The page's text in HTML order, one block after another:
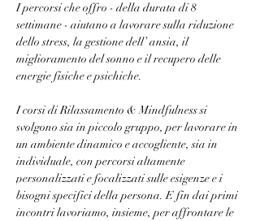
I percorsi che offro - della durata di 8
settimane - aiutano a lavorare sulla riduzione
dello stress, la gestione dell’ ansia, il
miglioramento del sonno e il recupero delle
energie fisiche e psichiche.
I corsi di Rilassamento & Mindfulness si
svolgono sia in piccolo gruppo, per lavorare in
un ambiente dinamico e accogliente, sia in
individuale, con percorsi altamente
personalizzati e focalizzati sulle esigenze e i
bisogni specifici della persona. E fin dai primi
incontri lavoriamo, insieme, per affrontare le